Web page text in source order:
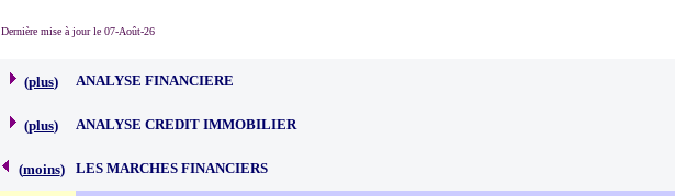
Dernière mise à jour le 07-Août-26
(plus) ANALYSE FINANCIERE
(plus) ANALYSE CREDIT IMMOBILIER
(moins) LES MARCHES FINANCIERS